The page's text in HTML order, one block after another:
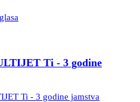
Ti - 3 godine